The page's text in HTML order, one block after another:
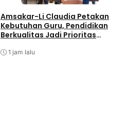
Amsakar-Li Claudia Petakan
Kebutuhan Guru, Pendidikan
Berkualitas Jadi Prioritas
1 jam lalu